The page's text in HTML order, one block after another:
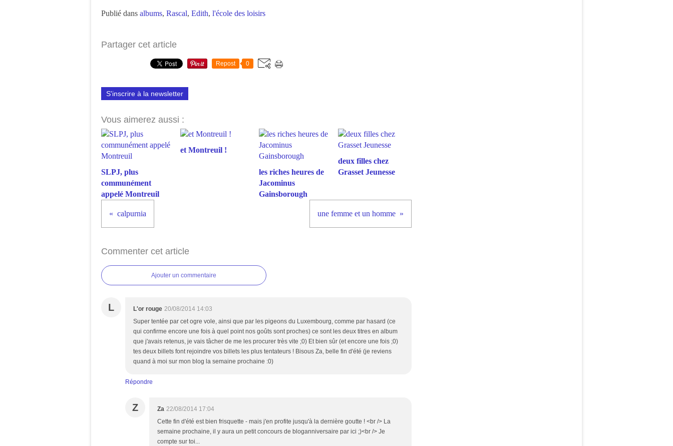
Publié dans albums, Rascal, Edith, l'école des loisirs
Partager cet article
Repost 0
S'inscrire à la newsletter
Vous aimerez aussi :
SLPJ, plus
communément
appelé Montreuil
et Montreuil !
les riches heures de
Jacominus
Gainsborough
deux filles chez
Grasset Jeunesse
calpurnia une femme et un homme
Commenter cet article
Ajouter un commentaire
L L'or rouge 20/08/2014 14:03
Super tentée par cet ogre vole, ainsi que par les pigeons du Luxembourg, comme par hasard (ce
qui confirme encore une fois à quel point nos goûts sont proches) ce sont les deux titres en album
que j'avais retenus, je vais tâcher de me les procurer très vite ;0) Et bien sûr (et encore une fois ;0)
tes deux billets font rejoindre vos billets les plus tentateurs ! Bisous Za, belle fin d'été (je reviens
quand à moi sur mon blog la semaine prochaine :0)
Répondre
Z Za 22/08/2014 17:04
Cette fin d'été est bien frisquette - mais j'en profite jusqu'à la dernière goutte ! <br /> La
semaine prochaine, il y aura un petit concours de bloganniversaire par ici ;)<br /> Je
compte sur toi...